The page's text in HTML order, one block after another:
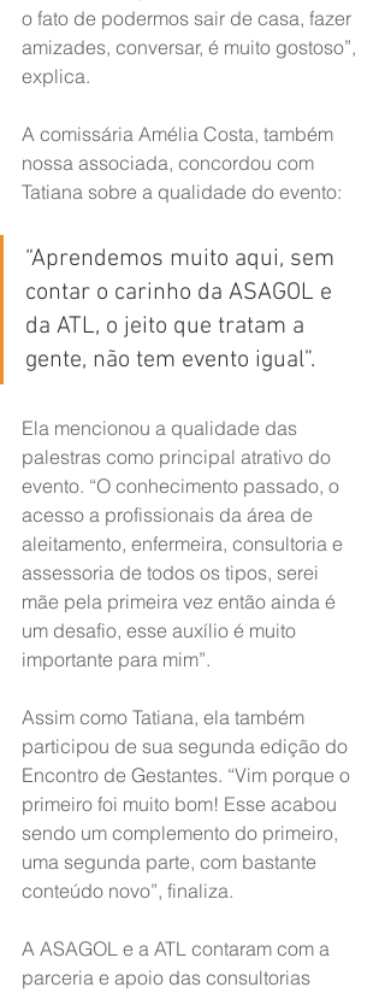
o fato de podermos sair de casa, fazer
amizades, conversar, é muito gostoso”,
explica.
A comissária Amélia Costa, também
nossa associada, concordou com
Tatiana sobre a qualidade do evento:
“Aprendemos muito aqui, sem
contar o carinho da ASAGOL e
da ATL, o jeito que tratam a
gente, não tem evento igual”.
Ela mencionou a qualidade das
palestras como principal atrativo do
evento. “O conhecimento passado, o
acesso a profissionais da área de
aleitamento, enfermeira, consultoria e
assessoria de todos os tipos, serei
mãe pela primeira vez então ainda é
um desafio, esse auxílio é muito
importante para mim”.
Assim como Tatiana, ela também
participou de sua segunda edição do
Encontro de Gestantes. “Vim porque o
primeiro foi muito bom! Esse acabou
sendo um complemento do primeiro,
uma segunda parte, com bastante
conteúdo novo”, finaliza.
A ASAGOL e a ATL contaram com a
parceria e apoio das consultorias